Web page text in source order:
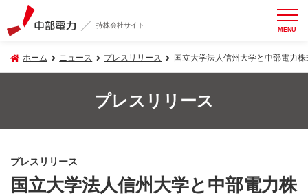
持株会社サイト MENU
ホーム ニュース プレスリリース 国立大学法人信州大学と中部電力
プレスリリース
プレスリリース
国立大学法人信州大学と中部電力株